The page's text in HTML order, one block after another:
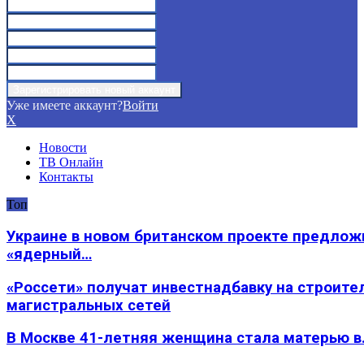
Уже имеете аккаунт?Войти
X
Новости
ТВ Онлайн
Контакты
Топ
Украине в новом британском проекте
«ядерный…
«Россети» получат инвестнадбавку на
магистральных сетей
В Москве 41-летняя женщина стала матерью